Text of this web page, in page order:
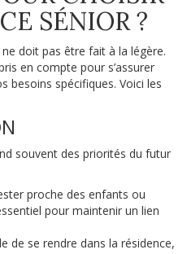
SÉNIOR ?
doit pas être fait à la légère.
en compte pour s’assurer
besoins spécifiques. Voici les
souvent des priorités du futur
proche des enfants ou
pour maintenir un lien
de se rendre dans la résidence,